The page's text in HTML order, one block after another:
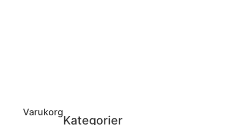
Varukorg
Kategorier